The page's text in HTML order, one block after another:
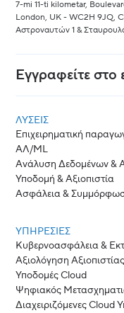
7-mi 11-ti kilometar,
London, UK - WC2H 9JQ,
Αστροναυτών 1 &
Εγγραφείτε στο
ΛΎΣΕΙΣ
Επιχειρηματική
ΑΛ/ML
Ανάλυση Δεδομένων &
Υποδομή & Αξιοπιστία
Ασφάλεια &
ΥΠΗΡΕΣΙΕΣ
Κυβερνοασφάλεια &
Αξιολόγηση
Υποδομές Cloud
Ψηφιακός
Διαχειριζόμενες Cloud